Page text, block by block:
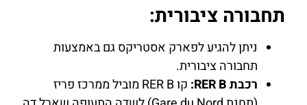
תחבורה ציבורית:
ניתן להגיע לפארק אסטריקס גם באמצעות
תחבורה ציבורית.
רכבת RER B:
קו RER B מוביל ממרכז פריז